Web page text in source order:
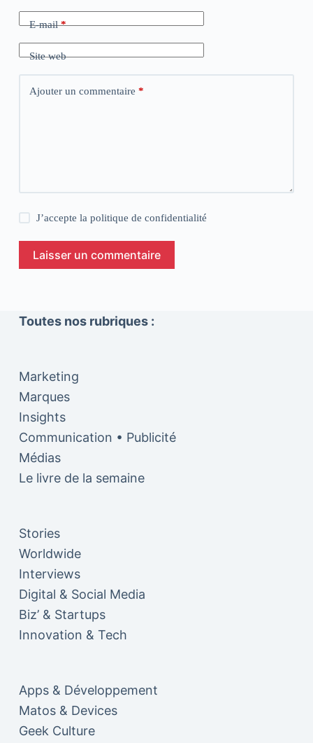
E-mail*
Site web
Ajouter un commentaire *
J’accepte lapolitique de confidentialité
Laisser un commentaire
Toutes nos rubriques :
Marketing
Marques
Insights
Communication • Publicité
Médias
Le livre de la semaine
Stories
Worldwide
Interviews
Digital & Social Media
Biz’ & Startups
Innovation & Tech
Apps & Développement
Matos & Devices
Geek Culture